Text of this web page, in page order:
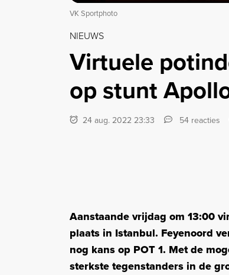
VK Sportphoto
NIEUWS
Virtuele
op stunt
24 aug. 2022 23:33 54 reacties
Aanstaande vrijdag om 13:00
plaats in Istanbul. Feyenoord
nog kans op POT 1. Met de
sterkste tegenstanders in de